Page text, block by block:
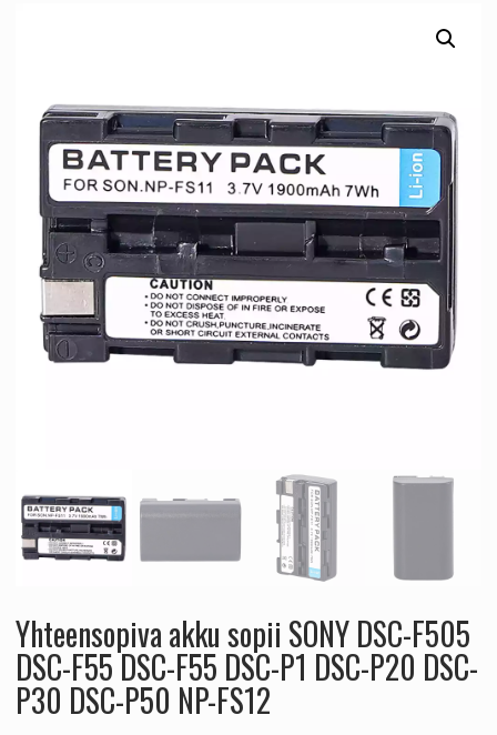
Yhteensopiva akku sopii SONY DSC-F505
DSC-F55 DSC-F55 DSC-P1 DSC-P20 DSC-
P30 DSC-P50 NP-FS12